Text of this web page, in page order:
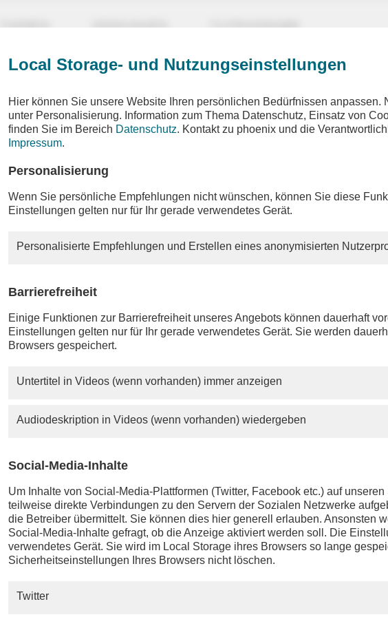
THEMEN SENDUNGEN TV-PROGRAMM
Local Storage- und Nutzungseinstellungen
Hier können Sie unsere Website Ihren persönlichen Bedürfnissen anpassen.
unter Personalisierung. Information zum Thema Datenschutz, Einsatz von
finden Sie im Bereich Datenschutz. Kontakt zu phoenix und die
Impressum.
Personalisierung
Wenn Sie persönliche Empfehlungen nicht wünschen, können Sie diese
Einstellungen gelten nur für Ihr gerade verwendetes Gerät.
Personalisierte Empfehlungen und Erstellen eines anonymisierten
Barrierefreiheit
Einige Funktionen zur Barrierefreiheit unseres Angebots können dauerhaft
Einstellungen gelten nur für Ihr gerade verwendetes Gerät. Sie werden
Browsers gespeichert.
Untertitel in Videos (wenn vorhanden) immer anzeigen
Audiodeskription in Videos (wenn vorhanden) wiedergeben
Social-Media-Inhalte
Um Inhalte von Social-Media-Plattformen (Twitter, Facebook etc.) auf
teilweise direkte Verbindungen zu den Servern der Sozialen Netzwerke
die Betreiber übermittelt. Sie können dies hier generell erlauben. Ansonsten
Social-Media-Inhalte gefragt, ob die Anzeige aktiviert werden soll. Die
verwendetes Gerät. Sie wird im Local Storage ihres Browsers so lange
Sicherheitseinstellungen Ihres Browsers nicht löschen.
Twitter